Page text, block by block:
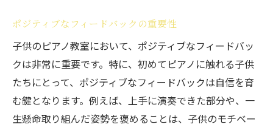
ポジティブなフィードバックの重要性
子供のピアノ教室において、ポジティブなフィードバッ
クは非常に重要です。特に、初めてピアノに触れる子供
たちにとって、ポジティブなフィードバックは自信を育
む鍵となります。例えば、上手に演奏できた部分や、一
生懸命取り組んだ姿勢を褒めることは、子供のモチベー